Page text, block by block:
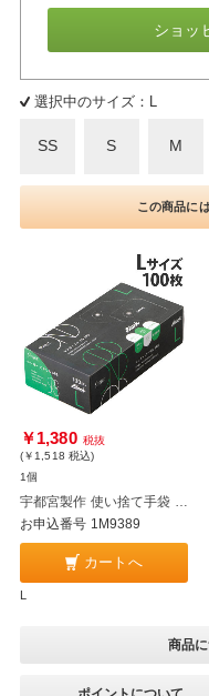
ショッ
選択中のサイズ：L
SS S M
この商品に
￥1,380 税抜
(￥1,518 税込)
1個
お申込番号 1M9389
カートへ
L
商品